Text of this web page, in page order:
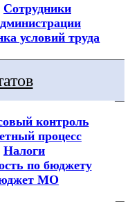
Сотрудники
условий труда
контроль
процесс
Налоги
по бюджету
МО